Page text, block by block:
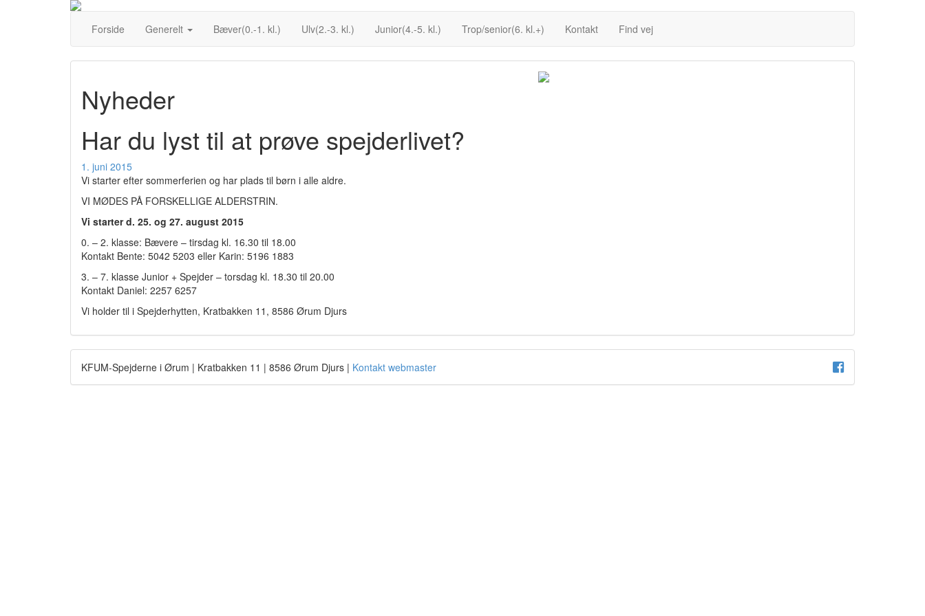
Forside Generelt Bæver(0.-1. kl.) Ulv(2.-3. kl.) Junior(4.-5. kl.) Trop/senior(6. kl.+) Kontakt Find vej
Nyheder
Har du lyst til at prøve spejderlivet?
Oprettet
d.
1. juni 2015
Vi starter efter sommerferien og har plads til børn i alle aldre.
VI MØDES PÅ FORSKELLIGE ALDERSTRIN.
Vi starter d. 25. og 27. august 2015
0. – 2. klasse: Bævere – tirsdag kl. 16.30 til 18.00
Kontakt Bente: 5042 5203 eller Karin: 5196 1883
3. – 7. klasse Junior + Spejder – torsdag kl. 18.30 til 20.00
Kontakt Daniel: 2257 6257
Vi holder til i Spejderhytten, Kratbakken 11, 8586 Ørum Djurs
KFUM-Spejderne i Ørum | Kratbakken 11 | 8586 Ørum Djurs | Kontakt webmaster